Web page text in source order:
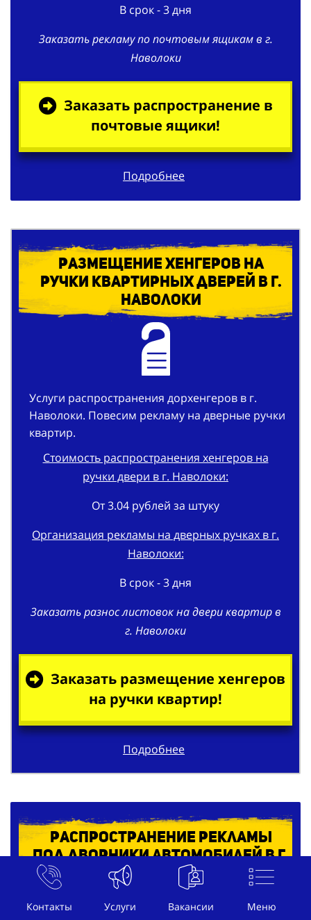
Контакты Услуги Вакансии Меню
В срок - 3 дня
Заказать рекламу по почтовым ящикам в г.
Наволоки
Заказать распространение в
почтовые ящики!
Подробнее
Размещение хенгеров на
ручки квартирных дверей в г.
Наволоки
Услуги распространения дорхенгеров в г.
Наволоки. Повесим рекламу на дверные ручки
квартир.
Стоимость распространения хенгеров на
ручки двери в г. Наволоки:
От 3.04 рублей за штуку
Организация рекламы на дверных ручках в г.
Наволоки:
В срок - 3 дня
Заказать разнос листовок на двери квартир в
г. Наволоки
Заказать размещение хенгеров
на ручки квартир!
Подробнее
Распространение рекламы
под дворники автомобилей в г.
Наволоки